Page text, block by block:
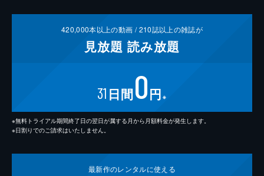
420,000本以上の動画 /210誌以上の雑誌が
見放題 読み放題
31 日間0円 ※
※無料トライアル期間終了日の翌日が属する月から月額料金が発生します。
※日割りでのご請求はいたしません。
最新作のレンタルに使える